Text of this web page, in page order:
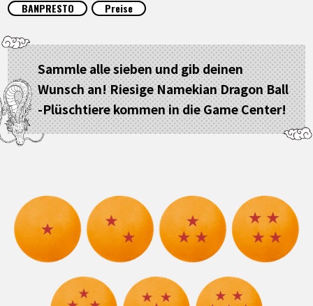
INFOS
LANGUAGE
JP
EN FR DE ES
BANPRESTO Preise
Sammle alle sieben und gib deinen
Wunsch an! Riesige Namekian Dragon Ball
-Plüschtiere kommen in die Game Center!